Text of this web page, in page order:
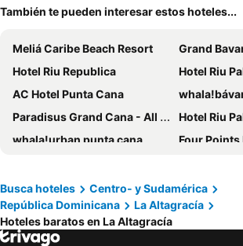
También te pueden interesar estos hoteles...
Meliá Caribe Beach Resort
Grand Bavaro
Hotel Riu Republica
Hotel Riu
AC Hotel Punta Cana
Paradisus Grand Cana - All Suites
Hotel Riu
whala!urban punta cana
Four Points by
Excellence Punta Cana
Reserva
HM Bavaro Beach
Checkin El
Hotel Cortecito Inn Bavaro
Breathless
Busca hoteles
Centro- y Sudamérica
República Dominicana
La Altagracía
Hoteles baratos en La Altagracía